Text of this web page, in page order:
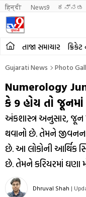
हिन्दी News9 ಕನ್ನಡ
તાજા સમાચાર
Gujarati News Photo
Numerology
કે 9 હોય તો
અંકશાસ્ત્ર અનુસાર, જૂન
થવાનો છે. તેમને
છે. આ લોકોની આર્થિક
છે. તેમને કરિયરમાં ઘણા
Dhruval Shah |